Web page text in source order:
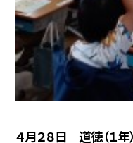
４月２８日 道徳（１年）